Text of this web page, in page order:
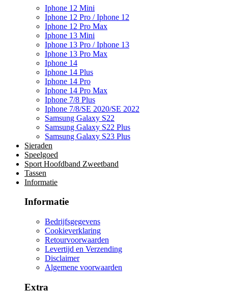
Iphone 12 Mini
Iphone 12 Pro / Iphone 12
Iphone 12 Pro Max
Iphone 13 Mini
Iphone 13 Pro / Iphone 13
Iphone 13 Pro Max
Iphone 14
Iphone 14 Plus
Iphone 14 Pro
Iphone 14 Pro Max
Iphone 7/8 Plus
Iphone 7/8/SE 2020/SE 2022
Samsung Galaxy S22
Samsung Galaxy S22 Plus
Samsung Galaxy S23 Plus
Sieraden
Speelgoed
Sport Hoofdband Zweetband
Tassen
Informatie
Informatie
Bedrijfsgegevens
Cookieverklaring
Retourvoorwaarden
Levertijd en Verzending
Disclaimer
Algemene voorwaarden
Extra